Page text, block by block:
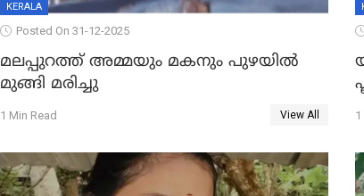
KERALA
Posted On 31-12-2025
മലപ്പുറത്ത് അമ്മയും മകനും പുഴയിൽ
മുങ്ങി മരിച്ചു
1 Min Read View All 1